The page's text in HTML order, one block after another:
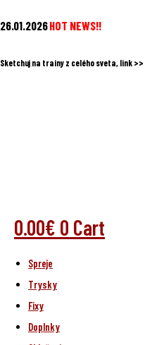
na
26.01.2026HOT NEWS!!
Sketchuj na trainy z celého sveta, link >>
0.00€ 0 Cart
Spreje
Trysky
Fixy
Doplnky
LOOP